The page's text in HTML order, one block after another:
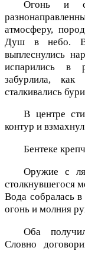
Огонь и
атмосферу,
Душ в небо.
выплеснулись
испарились в
забурлила,
сталкивались
В центре
контур и
Бентеке
Оружие с
столкнувшегося
Вода собралась
огонь и молния
Оба
Словно